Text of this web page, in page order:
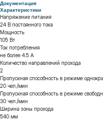
Документация
Характеристики
Напряжение питания
24 В постоянного тока
Мощность
105 Вт
Ток потребления
не более 4.5 А
Количество направлений прохода
2
Пропускная способность в режиме
20 чел./мин
Пропускная способность в режиме
30 чел./мин
Ширина зоны прохода
540 мм